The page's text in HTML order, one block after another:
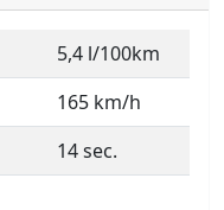
5,4 l/100km
165 km/h
14 sec.